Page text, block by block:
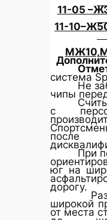
11-05
11-
система
Не
чипы
с
после
При
юг на
дорогу.
широкой
от места